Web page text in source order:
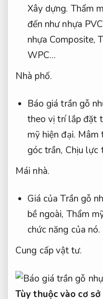
Xây dựng. Thẩm
đến như nhựa
nhựa Composite,
WPC…
Nhà phố.
Báo giá trần gỗ
theo vị trí lắp đặt
mỹ hiện đại. Mâm
góc trần, Chịu lực
Mái nhà.
Giá của Trần gỗ
bề ngoài, Thẩm
chức năng của nó.
Cung cấp vật tư.
Tùy thuộc vào cơ